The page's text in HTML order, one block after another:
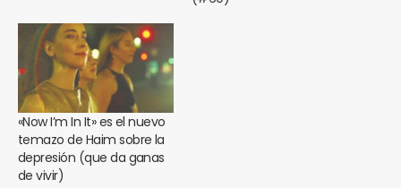
«Now I’m In It» es el nuevo
temazo de Haim sobre la
depresión (que da ganas
de vivir)